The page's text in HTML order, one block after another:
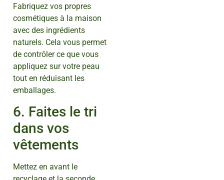
Fabriquez vos propres
cosmétiques à la maison
avec des ingrédients
naturels. Cela vous permet
de contrôler ce que vous
appliquez sur votre peau
tout en réduisant les
emballages.
6. Faites le tri
dans vos
vêtements
Mettez en avant le